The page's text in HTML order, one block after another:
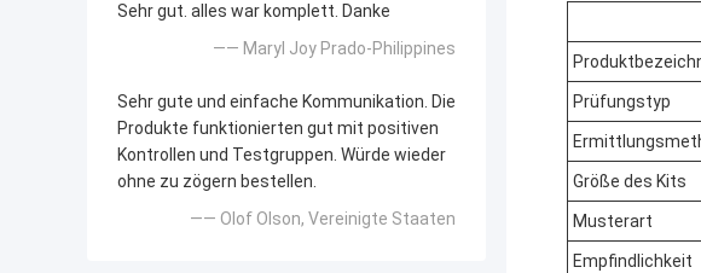
Sehr gut. alles war komplett. Danke
—— Maryl Joy Prado-Philippines
Sehr gute und einfache Kommunikation. Die
Produkte funktionierten gut mit positiven
Kontrollen und Testgruppen. Würde wieder
ohne zu zögern bestellen.
—— Olof Olson, Vereinigte Staaten
Prüfungstyp
Größe des Kits
Musterart
Empfindlichkeit